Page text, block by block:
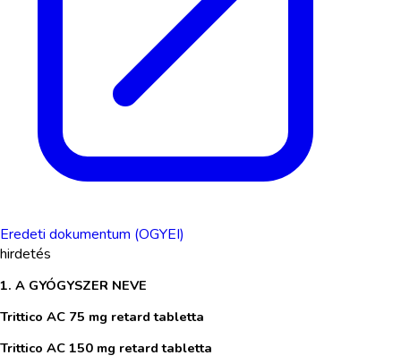
Eredeti dokumentum (OGYEI)
hirdetés
1. A GYÓGYSZER NEVE
Trittico AC 75 mg retard tabletta
Trittico AC 150 mg retard tabletta